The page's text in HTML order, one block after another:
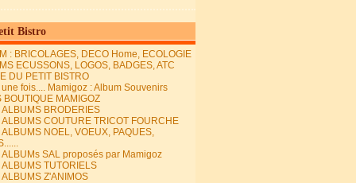
Bistro
: BRICOLAGES, DECO Home, ECOLOGIE
ECUSSONS, LOGOS, BADGES, ATC
DU PETIT BISTRO
fois.... Mamigoz : Album Souvenirs
BOUTIQUE MAMIGOZ
ALBUMS BRODERIES
ALBUMS COUTURE TRICOT FOURCHE
ALBUMS NOEL, VOEUX, PAQUES,
ALBUMs SAL proposés par Mamigoz
ALBUMS TUTORIELS
ALBUMS Z'ANIMOS